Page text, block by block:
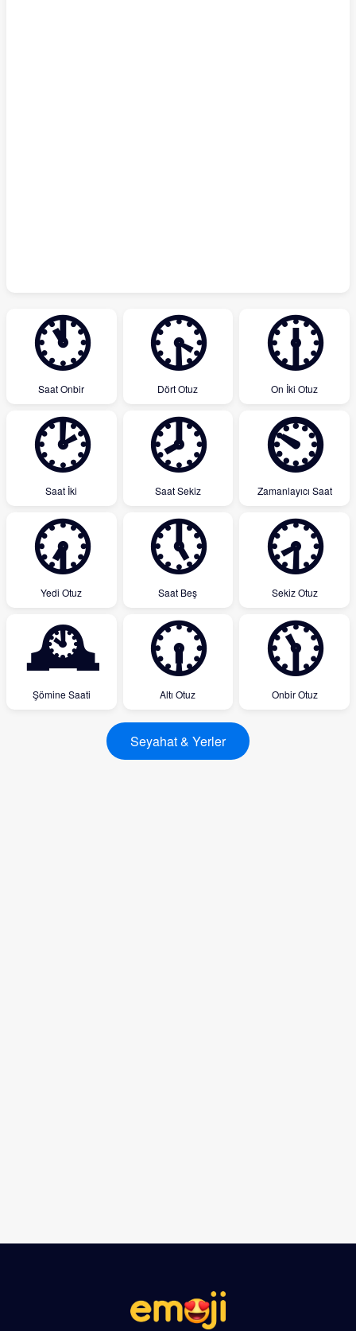
🕚
Saat Onbir
🕟
Dört Otuz
🕧
On İki Otuz
🕑
Saat İki
🕗
Saat Sekiz
⏲
Zamanlayıcı Saat
🕢
Yedi Otuz
🕔
Saat Beş
🕣
Sekiz Otuz
🕰
Şömine Saati
🕡
Altı Otuz
🕦
Onbir Otuz
Seyahat & Yerler